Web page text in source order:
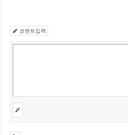
코멘트입력